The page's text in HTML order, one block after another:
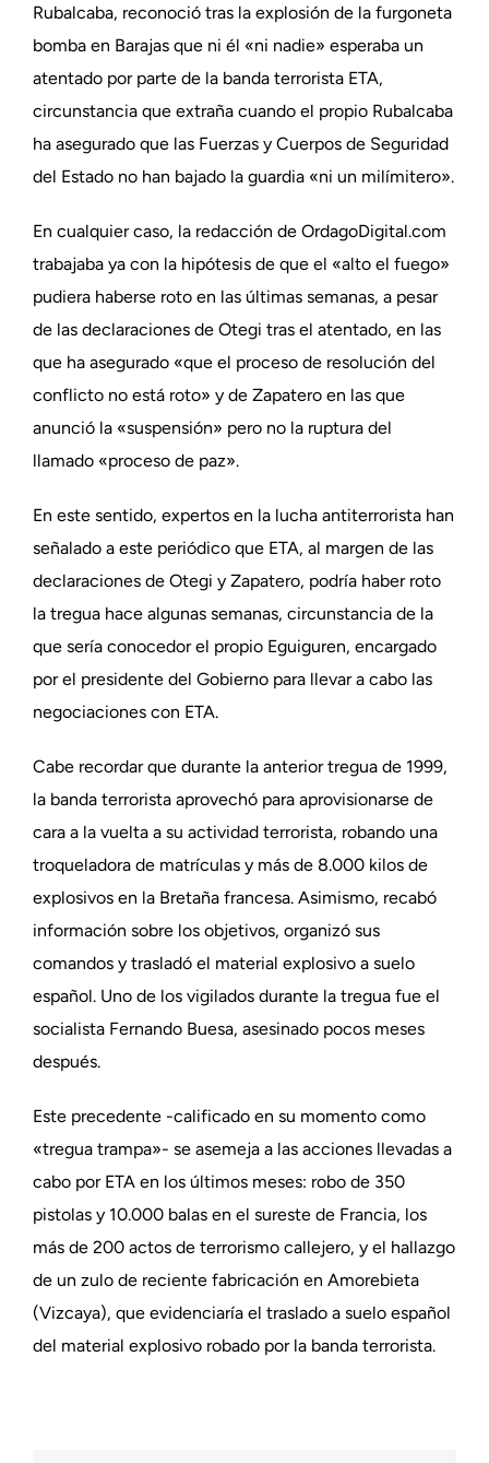
Rubalcaba, reconoció tras la explosión de la furgoneta
bomba en Barajas que ni él «ni nadie» esperaba un
atentado por parte de la banda terrorista ETA,
circunstancia que extraña cuando el propio Rubalcaba
ha asegurado que las Fuerzas y Cuerpos de Seguridad
del Estado no han bajado la guardia «ni un milímitero».
En cualquier caso, la redacción de OrdagoDigital.com
trabajaba ya con la hipótesis de que el «alto el fuego»
pudiera haberse roto en las últimas semanas, a pesar
de las declaraciones de Otegi tras el atentado, en las
que ha asegurado «que el proceso de resolución del
conflicto no está roto» y de Zapatero en las que
anunció la «suspensión» pero no la ruptura del
llamado «proceso de paz».
En este sentido, expertos en la lucha antiterrorista han
señalado a este periódico que ETA, al margen de las
declaraciones de Otegi y Zapatero, podría haber roto
la tregua hace algunas semanas, circunstancia de la
que sería conocedor el propio Eguiguren, encargado
por el presidente del Gobierno para llevar a cabo las
negociaciones con ETA.
Cabe recordar que durante la anterior tregua de 1999,
la banda terrorista aprovechó para aprovisionarse de
cara a la vuelta a su actividad terrorista, robando una
troqueladora de matrículas y más de 8.000 kilos de
explosivos en la Bretaña francesa. Asimismo, recabó
información sobre los objetivos, organizó sus
comandos y trasladó el material explosivo a suelo
español. Uno de los vigilados durante la tregua fue el
socialista Fernando Buesa, asesinado pocos meses
después.
Este precedente -calificado en su momento como
«tregua trampa»- se asemeja a las acciones llevadas a
cabo por ETA en los últimos meses: robo de 350
pistolas y 10.000 balas en el sureste de Francia, los
más de 200 actos de terrorismo callejero, y el hallazgo
de un zulo de reciente fabricación en Amorebieta
(Vizcaya), que evidenciaría el traslado a suelo español
del material explosivo robado por la banda terrorista.